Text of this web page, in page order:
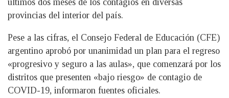
provincias del interior del país.
Pese a las cifras, el Consejo Federal de Educación (CFE)
argentino aprobó por unanimidad un plan para el regreso
«progresivo y seguro a las aulas», que comenzará por los
distritos que presenten «bajo riesgo» de contagio de
COVID-19, informaron fuentes oficiales.